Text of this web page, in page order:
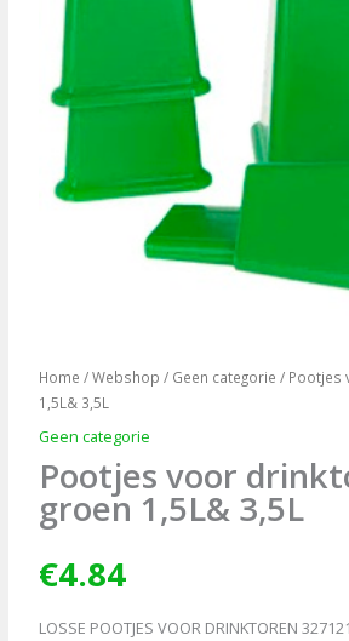
Home /Webshop / Geen categorie / Pootjes
1,5L& 3,5L
Geen categorie
Pootjes voor
groen 1,5L& 3,5L
€4.84
LOSSE POOTJES VOOR DRINKTOREN